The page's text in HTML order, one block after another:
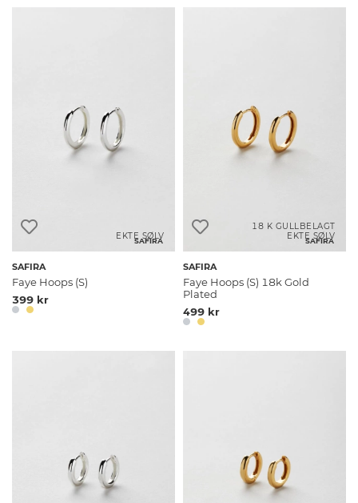
SAFIRA
EKTE SØLV
SAFIRA
Faye Hoops (S)
399 kr
SAFIRA
18 K GULLBELAGT
EKTE SØLV
SAFIRA
Faye Hoops (S) 18k Gold
Plated
499 kr